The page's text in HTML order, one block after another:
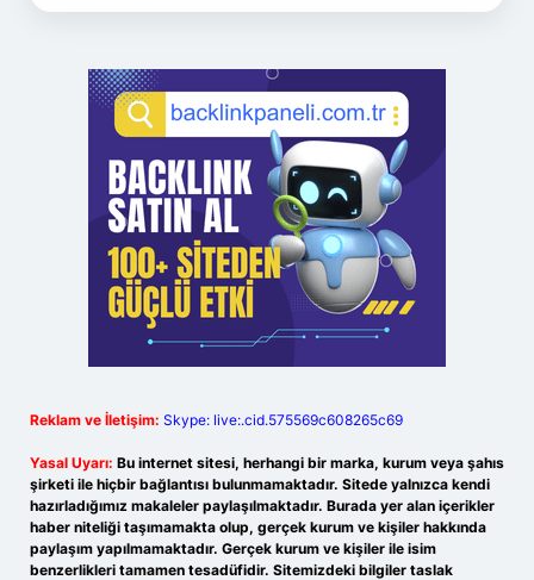
Reklam ve İletişim: Skype: live:.cid.575569c608265c69
Yasal Uyarı: Bu internet sitesi, herhangi bir marka, kurum veya şahıs
şirketi ile hiçbir bağlantısı bulunmamaktadır. Sitede yalnızca kendi
hazırladığımız makaleler paylaşılmaktadır. Burada yer alan içerikler
haber niteliği taşımamakta olup, gerçek kurum ve kişiler hakkında
paylaşım yapılmamaktadır. Gerçek kurum ve kişiler ile isim
benzerlikleri tamamen tesadüfidir. Sitemizdeki bilgiler taslak